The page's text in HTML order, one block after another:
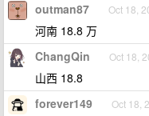
outman87 Oct 18,
河南 18.8 万
ChangQin Oct 18,
山西 18.8
forever149 Oct 18,